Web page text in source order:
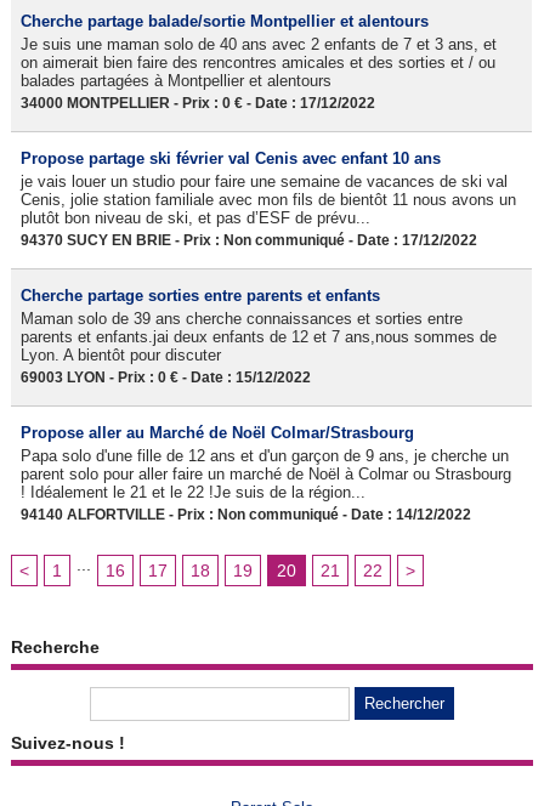
Cherche partage balade/sortie Montpellier et alentours
Je suis une maman solo de 40 ans avec 2 enfants de 7 et 3 ans, et
on aimerait bien faire des rencontres amicales et des sorties et / ou
balades partagées à Montpellier et alentours
34000 MONTPELLIER - Prix : 0 € - Date : 17/12/2022
Propose partage ski février val Cenis avec enfant 10 ans
je vais louer un studio pour faire une semaine de vacances de ski val
Cenis, jolie station familiale avec mon fils de bientôt 11 nous avons un
plutôt bon niveau de ski, et pas d’ESF de prévu...
94370 SUCY EN BRIE - Prix : Non communiqué - Date : 17/12/2022
Cherche partage sorties entre parents et enfants
Maman solo de 39 ans cherche connaissances et sorties entre
parents et enfants.jai deux enfants de 12 et 7 ans,nous sommes de
Lyon. A bientôt pour discuter
69003 LYON - Prix : 0 € - Date : 15/12/2022
Propose aller au Marché de Noël Colmar/Strasbourg
Papa solo d'une fille de 12 ans et d'un garçon de 9 ans, je cherche un
parent solo pour aller faire un marché de Noël à Colmar ou Strasbourg
! Idéalement le 21 et le 22 !Je suis de la région...
94140 ALFORTVILLE - Prix : Non communiqué - Date : 14/12/2022
< 1 16 17 18 19 20 21 22 >
Recherche
Suivez-nous !